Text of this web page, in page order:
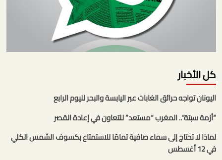
كل الأخبار
اليونان تواجه حرائق الغابات عبر اليابسة والبحر لليوم الرابع
“أزمة سبتة”.. المغرب “مستعد” للتعاون في إعادة القصر
لماذا لا تحتاج إلى سماء صافية تمامًا للاستمتاع بكسوف الشمس الكلي
في 12 أغسطس